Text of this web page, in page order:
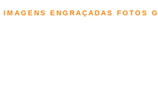
IMAGENS ENGRAÇADAS FOTOS